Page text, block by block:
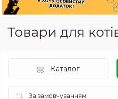
Товари для
Каталог